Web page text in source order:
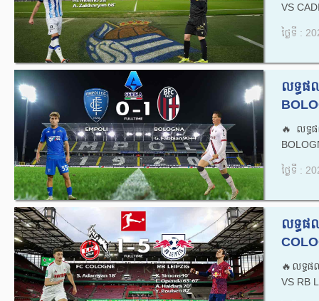
VS
ថ្ងៃទី :
លទ្ធផ
🔥លទ្ធ
ថ្ងៃទី :
លទ្ធផ
🔥លទ្ធផ
VS RB